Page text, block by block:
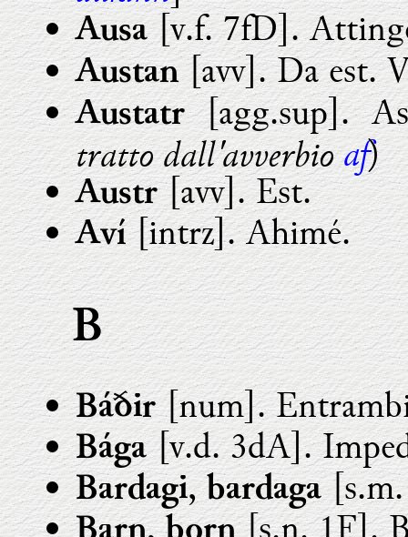
Ausa[v.f. 7fD].
Austan[avv]. Da est.
Austatr[agg.sup].
tratto dall'avverbio af)
Austr[avv]. Est.
Aví[intrz]. Ahimé.
B
Báðir[num].
Bága[v.d. 3dA].
Bardagi,bardaga[s.m.